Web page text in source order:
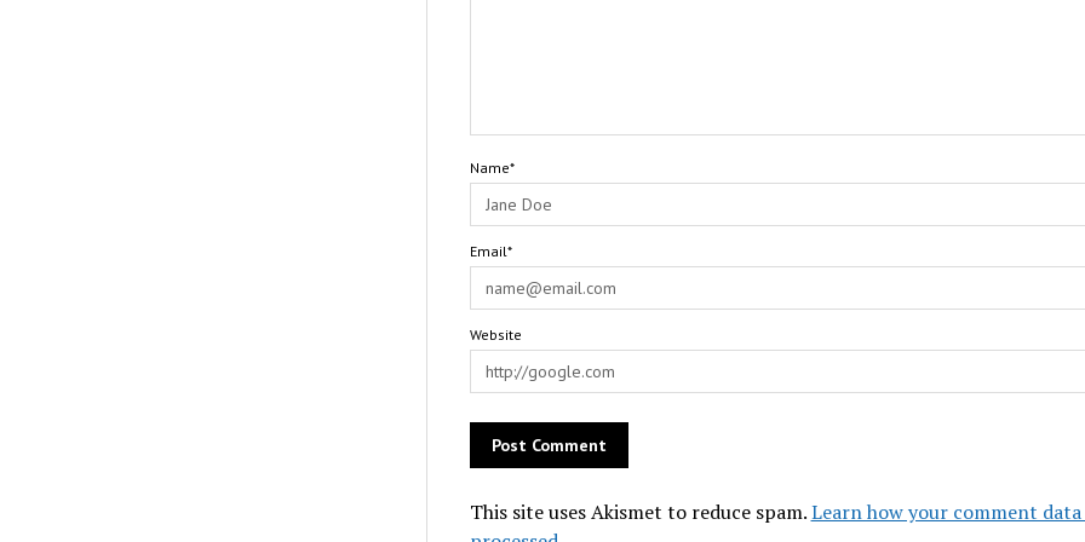
Name*
Email*
Website
This site uses Akismet to reduce spam.Learn how your comment data